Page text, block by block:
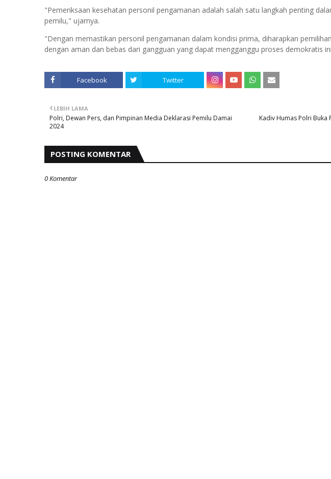
"Pemeriksaan kesehatan personil pengamanan adalah salah satu langkah penting
pemilu," ujarnya.
"Dengan memastikan personil pengamanan dalam kondisi prima, diharapkan
dengan aman dan bebas dari gangguan yang dapat mengganggu proses demokratis
Facebook Twitter
Kadiv Humas Polri
LEBIH LAMA
Polri, Dewan Pers, dan Pimpinan Media Deklarasi Pemilu Damai
2024
POSTING KOMENTAR
0 Komentar